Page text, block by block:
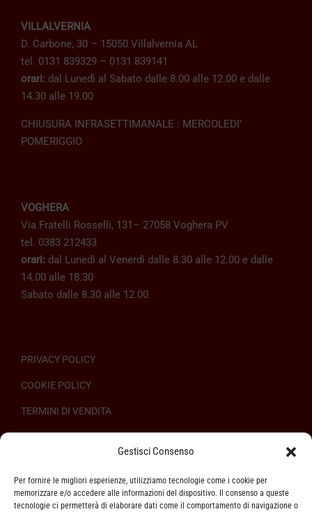
Gestisci Consenso
Per fornire le migliori esperienze, utilizziamo tecnologie come i cookie per
memorizzare e/o accedere alle informazioni del dispositivo. Il consenso a queste
tecnologie ci permetterà di elaborare dati come il comportamento di navigazione o
VILLALVERNIA
D. Carbone, 30 – 15050 Villalvernia AL
tel. 0131 839329 – 0131 839141
orari: dal Lunedì al Sabato dalle 8.00 alle 12.00 e dalle
14.30 alle 19.00
CHIUSURA INFRASETTIMANALE : MERCOLEDI’
POMERIGGIO
VOGHERA
Via Fratelli Rosselli, 131– 27058 Voghera PV
tel. 0383 212433
orari: dal Lunedì al Venerdì dalle 8.30 alle 12.00 e dalle
14.00 alle 18.30
Sabato dalle 8.30 alle 12.00
PRIVACY POLICY
COOKIE POLICY
TERMINI DI VENDITA